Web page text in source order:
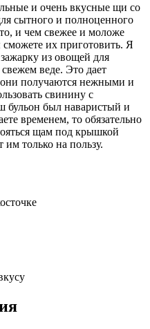
и очень вкусные щи со
сытного и полноценного
и чем свежее и моложе
сможете их приготовить. Я
из овощей для
веде. Это дает
получаются нежными и
свинину с
бульон был наваристый и
временем, то обязательно
щам под крышкой
только на пользу.